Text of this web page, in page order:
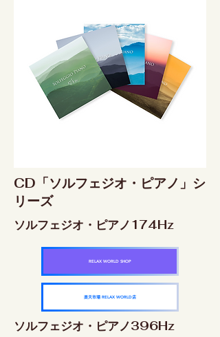
CD「ソルフェジオ・ピアノ」シ
リーズ
ソルフェジオ・ピアノ174Hz
RELAX WORLD SHOP
楽天市場 RELAX WORLD店
ソルフェジオ・ピアノ396Hz